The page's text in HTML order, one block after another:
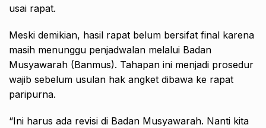
usai rapat.
Meski demikian, hasil rapat belum bersifat final karena
masih menunggu penjadwalan melalui Badan
Musyawarah (Banmus). Tahapan ini menjadi prosedur
wajib sebelum usulan hak angket dibawa ke rapat
paripurna.
“Ini harus ada revisi di Badan Musyawarah. Nanti kita